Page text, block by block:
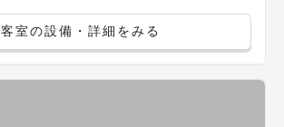
客室の設備・詳細をみる